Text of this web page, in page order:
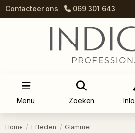
Contacteer ons 069 301 643
Menu Zoeken
Home Effecten Glammer